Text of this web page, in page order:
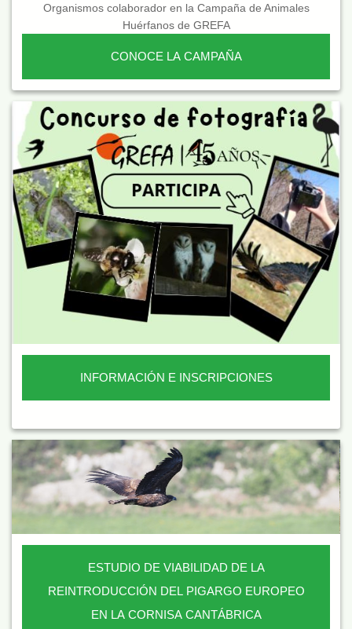
Organismos colaborador en la Campaña de Animales
Huérfanos de GREFA
CONOCE LA CAMPAÑA
INFORMACIÓN E INSCRIPCIONES
ESTUDIO DE VIABILIDAD DE LA
REINTRODUCCIÓN DEL PIGARGO EUROPEO
EN LA CORNISA CANTÁBRICA